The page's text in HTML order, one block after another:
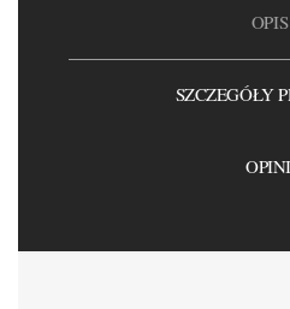
OPIS
SZCZEGÓŁY